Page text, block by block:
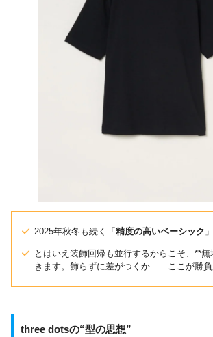
2025年秋冬も続く「 精度の高いベーシック
とはいえ装飾回帰も並行するからこそ、**無
きます。飾らずに差がつくか――ここが勝負
three dotsの“型の思想”